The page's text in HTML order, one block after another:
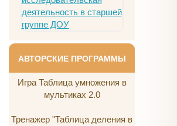
АВТОРСКИЕ ПРОГРАММЫ
Игра Таблица умножения в
мультиках 2.0
Тренажер "Таблица деления в